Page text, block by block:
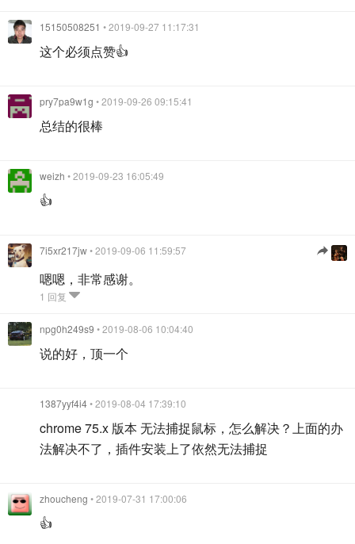
15150508251 • 2019-09-27 11:17:31
这个必须点赞👍
pry7pa9w1g • 2019-09-26 09:15:41
总结的很棒
weizh • 2019-09-23 16:05:49
👍
7i5xr217jw• 2019-09-06 11:59:57
嗯嗯，非常感谢。
1 回复
npg0h249s9 • 2019-08-06 10:04:40
说的好，顶一个
1387yyf4i4• 2019-08-04 17:39:10
chrome 75.x 版本 无法捕捉鼠标，怎么解决？上面的办
法解决不了，插件安装上了依然无法捕捉
zhoucheng • 2019-07-31 17:00:06
👍